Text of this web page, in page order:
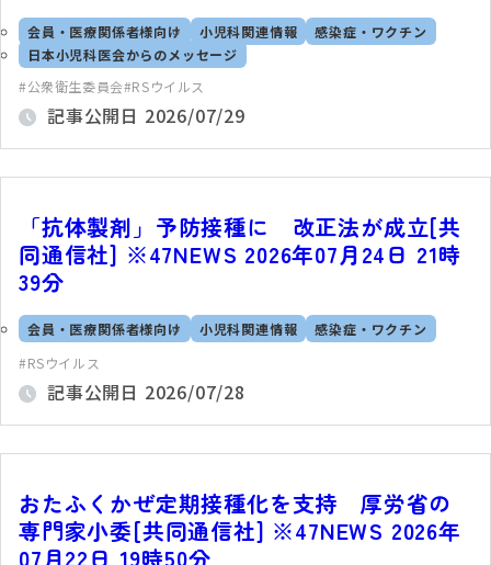
会員・医療関係者様向け 小児科関連情報
感染症・ワクチン
日本小児科医会からのメッセージ
公衆衛生委員会 RSウイルス
記事公開日 2026/07/29
「抗体製剤」予防接種に 改正法が成立[共
同通信社] ※47NEWS 2026年07月24日 21時
39分
会員・医療関係者様向け 小児科関連情報
感染症・ワクチン
RSウイルス
記事公開日 2026/07/28
おたふくかぜ定期接種化を支持 厚労省の
専門家小委[共同通信社] ※47NEWS 2026年
07月22日 19時50分